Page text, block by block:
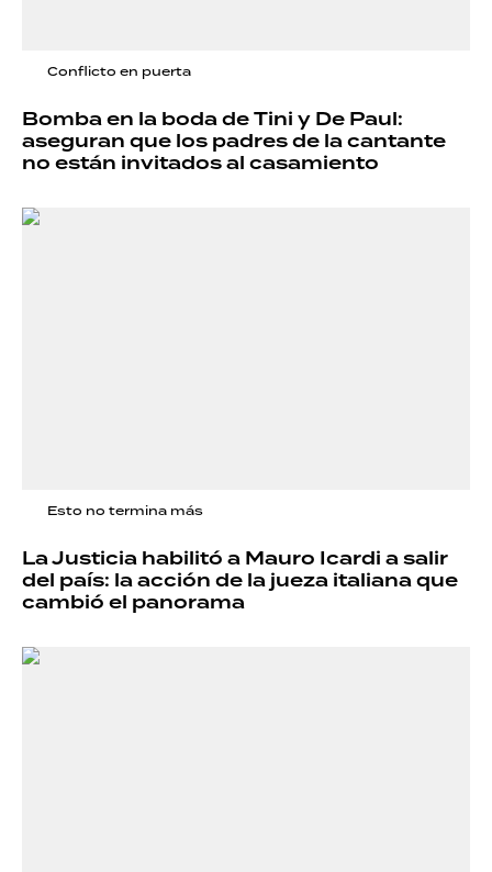
Conflicto en puerta
Bomba en la boda de Tini y De Paul:
aseguran que los padres de la cantante
no están invitados al casamiento
Esto no termina más
La Justicia habilitó a Mauro Icardi a salir
del país: la acción de la jueza italiana que
cambió el panorama